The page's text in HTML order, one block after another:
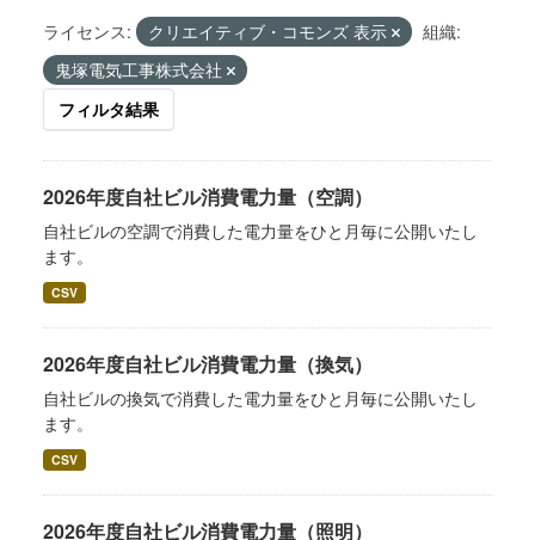
ライセンス: クリエイティブ・コモンズ 表示
組織:
鬼塚電気工事株式会社
フィルタ結果
2026年度自社ビル消費電力量（空調）
自社ビルの空調で消費した電力量をひと月毎に公開いたし
ます。
CSV
2026年度自社ビル消費電力量（換気）
自社ビルの換気で消費した電力量をひと月毎に公開いたし
ます。
CSV
2026年度自社ビル消費電力量（照明）